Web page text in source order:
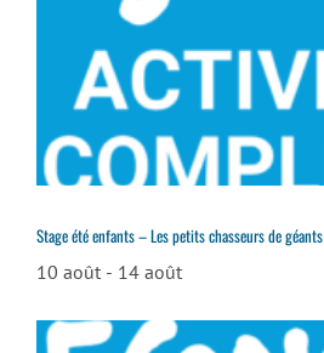
Stage été enfants – Les petits chasseurs de géants
10 août - 14 août